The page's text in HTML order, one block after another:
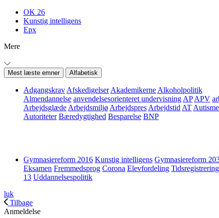
OK 26
Kunstig intelligens
Epx
Mere
Mest læste emner Alfabetisk
Adgangskrav Afskedigelser Akademikerne Alkoholpolitik
Almendannelse anvendelsesorienteret undervisning AP APV
Arbejdsglæde Arbejdsmiljø Arbejdspres Arbejdstid AT Autisme
Autoriteter Bæredygtighed Besparelse BNP
Gymnasiereform 2016 Kunstig intelligens Gymnasiereform
Eksamen Fremmedsprog Corona Elevfordeling Tidsregistrering
13 Uddannelsespolitik
luk
Tilbage
Anmeldelse